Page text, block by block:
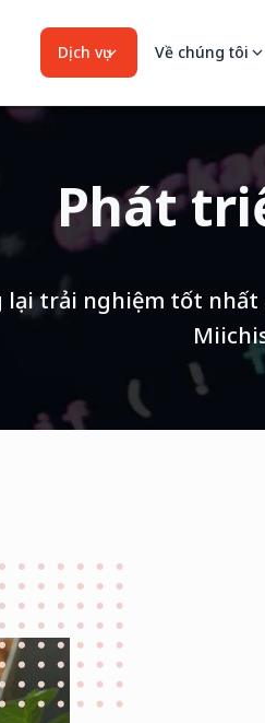
Dịch vụ Về chúng tôi
Phát
trải nghiệm tốt